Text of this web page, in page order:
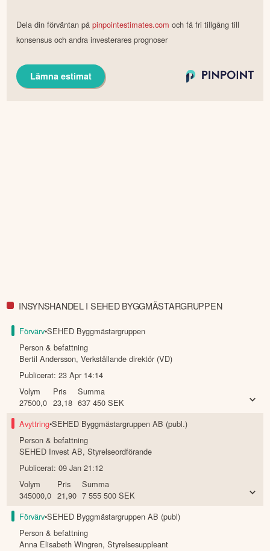
Dela din förväntan påpinpointestimates.com och få fri tillgång till
konsensus och andra investerares prognoser
Lämna estimat
INSYNSHANDEL I SEHED BYGGMÄSTARGRUPPEN
Förvärv•SEHED Byggmästargruppen
Person & befattning
Bertil Andersson,Verkställande direktör (VD)
Publicerat:23 Apr 14:14
Volym
27500,0
Pris
23,18
Summa
637 450 SEK
Avyttring•SEHED Byggmästargruppen AB (publ.)
Person & befattning
SEHED Invest AB,Styrelseordförande
Publicerat:09 Jan 21:12
Volym
345000,0
Pris
21,90
Summa
7 555 500 SEK
Förvärv•SEHED Byggmästargruppen AB (publ)
Person & befattning
Anna Elisabeth Wingren,Styrelsesuppleant